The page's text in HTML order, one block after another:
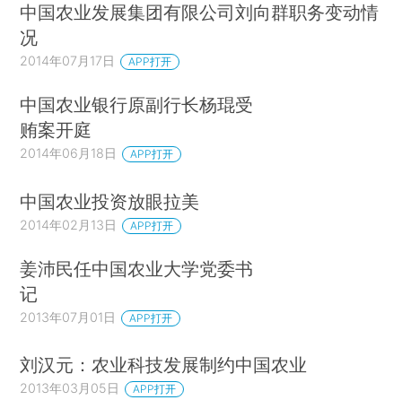
中国农业发展集团有限公司刘向群职务变动情
况
2014年07月17日 APP打开
中国农业银行原副行长杨琨受
贿案开庭
2014年06月18日 APP打开
中国农业投资放眼拉美
2014年02月13日 APP打开
姜沛民任中国农业大学党委书
记
2013年07月01日 APP打开
刘汉元：农业科技发展制约中国农业
2013年03月05日 APP打开